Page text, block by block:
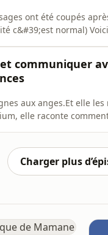
ont été coupés
c&#39;est normal)
communiquer
aux anges.Et elle
elle raconte
un
Charger plus